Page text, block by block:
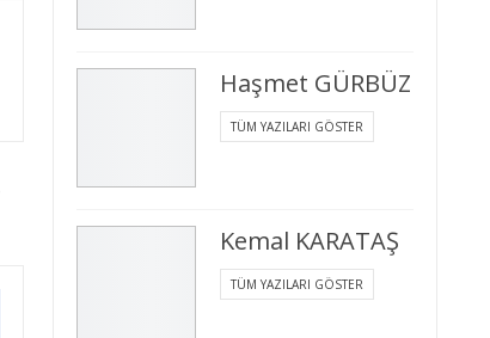
Haşmet GÜRBÜZ
TÜM YAZILARI GÖSTER
Kemal KARATAŞ
TÜM YAZILARI GÖSTER